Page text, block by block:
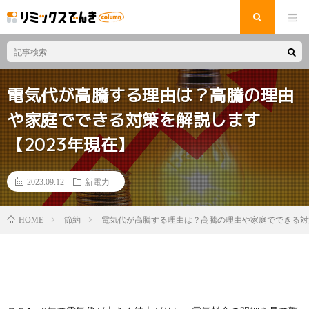
電気代が高騰する理由は？高騰の理由
や家庭でできる対策を解説します
【2023年現在】
2023.09.12 新電力
HOME 節約 電気代が高騰する理由は？高騰の理由や家庭でできる